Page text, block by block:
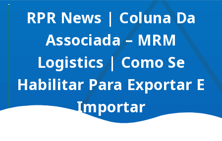
RPR News | Coluna Da
Associada – MRM
Logistics | Como Se
Habilitar Para Exportar E
Importar